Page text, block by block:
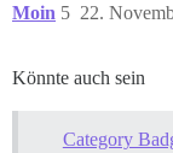
Moin 22.
5
Könnte auch sein
Category